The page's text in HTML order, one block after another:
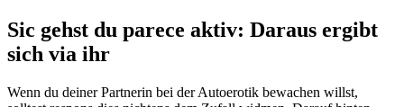
Sic gehst du parece aktiv: Daraus ergibt
sich via ihr
Wenn du deiner Partnerin bei der Autoerotik bewachen willst,